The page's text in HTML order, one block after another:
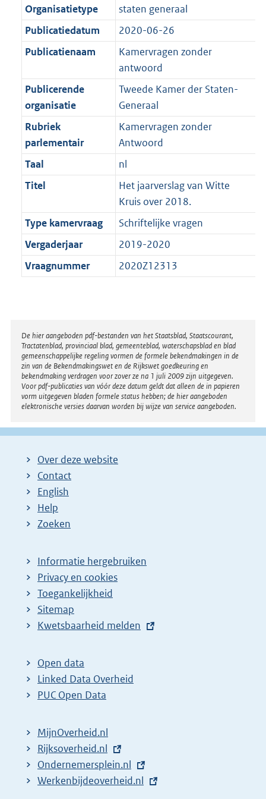
t
a
t
K
b
2
K
b
Organisatietype
staten generaal
Publicatiedatum
2020-06-26
Publicatienaam
Kamervragen zonder
antwoord
Publicerende
organisatie
Tweede Kamer der Staten-
Generaal
Rubriek
parlementair
Kamervragen zonder
Antwoord
Taal
nl
Titel
Het jaarverslag van Witte
Kruis over 2018.
Type kamervraag
Schriftelijke vragen
Vergaderjaar
2019-2020
Vraagnummer
2020Z12313
Disclaimer
De hier aangeboden pdf-bestanden van het Staatsblad, Staatscourant,
Tractatenblad, provinciaal blad, gemeenteblad, waterschapsblad en blad
gemeenschappelijke regeling vormen de formele bekendmakingen in de
zin van de Bekendmakingswet en de Rijkswet goedkeuring en
bekendmaking verdragen voor zover ze na 1 juli 2009 zijn uitgegeven.
Voor pdf-publicaties van vóór deze datum geldt dat alleen de in papieren
vorm uitgegeven bladen formele status hebben; de hier aangeboden
elektronische versies daarvan worden bij wijze van service aangeboden.
Over deze website
Contact
English
Help
Zoeken
Informatie hergebruiken
Privacy en cookies
Toegankelijkheid
Sitemap
E
t
e
r
l
i
n
k
Kwetsbaarheid melden
Open data
Linked Data Overheid
PUC Open Data
MijnOverheid.nl
E
x
t
Rijksoverheid.nl
E
x
Ondernemersplein.nl
E
Werkenbijdeoverheid.nl